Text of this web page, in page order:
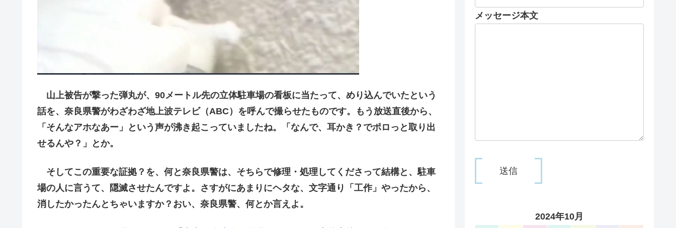
山上被告が撃った弾丸が、90メートル先の立体駐車場の看板に当たって、めり込んでいたという
話を、奈良県警がわざわざ地上波テレビ（ABC）を呼んで撮らせたものです。もう放送直後から、
「そんなアホなあー」という声が沸き起こっていましたね。「なんで、耳かき？でポロっと取り出
せるんや？」とか。
そしてこの重要な証拠？を、何と奈良県警は、そちらで修理・処理してくださって結構と、駐車
場の人に言うて、隠滅させたんですよ。さすがにあまりにヘタな、文字通り「工作」やったから、
消したかったんとちゃいますか？おい、奈良県警、何とか言えよ。
メッセージ本文
2024年10月